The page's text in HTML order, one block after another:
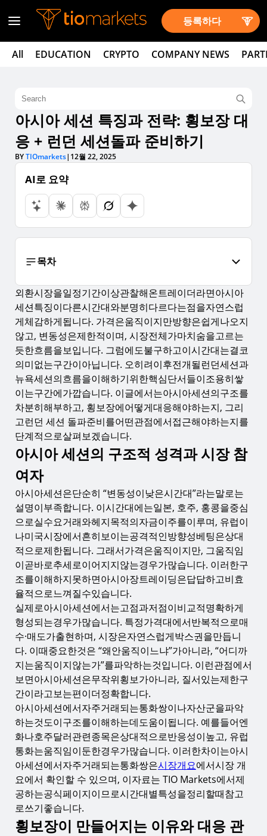
등록하다
All EDUCATION CRYPTO COMPANY NEWS
아시아 세션 특징과 전략: 횡보장 대
응 + 런던 세션돌파 준비하기
BYTIOmarkets| 12월 22, 2025
AI로 요약
목차
아시아 세션의 구조적 성격과 시장 참여자
횡보장이 만들어지는 이유와 대응 관점
런던 세션 돌파가 만들어지는 구조적 메커니즘
진짜 돌파와 가짜 돌파를 구분하는 시각
세션 전환 구간에서의 실전 활용과 도구
세션별 리스크 관리와 사고방식
결론: 준비된 트레이더에게 아시아 세션은 기회가 된
다
외환시장을일정기간이상관찰해온트레이더라면아시아
세션특징이다른시간대와분명히다르다는점을자연스럽
게체감하게됩니다. 가격은움직이지만방향은쉽게나오지
않고, 변동성은제한적이며, 시장전체가마치숨을고르는
듯한흐름을보입니다. 그럼에도불구하고이시간대는결코
의미없는구간이아닙니다. 오히려이후전개될런던세션과
뉴욕세션의흐름을이해하기위한핵심단서들이조용히쌓
이는구간에가깝습니다. 이글에서는아시아세션의구조를
차분히해부하고, 횡보장에어떻게대응해야하는지, 그리
고런던 세션 돌파준비를어떤관점에서접근해야하는지를
단계적으로살펴보겠습니다.
아시아 세션의 구조적 성격과 시장 참
여자
아시아세션은단순히 “변동성이낮은시간대”라는말로는
설명이부족합니다. 이시간대에는일본, 호주, 홍콩을중심
으로실수요거래와헤지목적의자금이주를이루며, 유럽이
나미국시장에서흔히보이는공격적인방향성베팅은상대
적으로제한됩니다. 그래서가격은움직이지만, 그움직임
이곧바로추세로이어지지않는경우가많습니다. 이러한구
조를이해하지못하면아시아장트레이딩은답답하고비효
율적으로느껴질수있습니다.
실제로아시아세션에서는고점과저점이비교적명확하게
형성되는경우가많습니다. 특정가격대에서반복적으로매
수·매도가출현하며, 시장은자연스럽게박스권을만듭니
다. 이때중요한것은 “왜안움직이느냐”가아니라, “어디까
지는움직이지않는가”를파악하는것입니다. 이런관점에서
보면아시아세션은무작위횡보가아니라, 질서있는제한구
간이라고보는편이더정확합니다.
아시아세션에서자주거래되는통화쌍이나자산군을파악
하는것도이구조를이해하는데도움이됩니다. 예를들어엔
화나호주달러관련종목은상대적으로반응성이높고, 유럽
통화는움직임이둔한경우가많습니다. 이러한차이는아시
아세션에서자주거래되는통화쌍은시장개요에서시장 개
요에서 확인할 수 있으며, 이자료는 TIO Markets에서제
공하는공식페이지이므로시간대별특성을정리할때참고
로쓰기좋습니다.
횡보장이 만들어지는 이유와 대응 관